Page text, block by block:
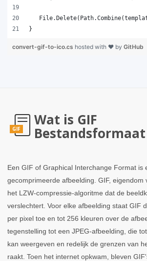
}
convert-gif-to-ico.cs hosted with ❤ by GitHub
GIF
Wat is GIF
Bestandsformaat
Een GIF of Graphical Interchange Format is
gecomprimeerde afbeelding. GIF, eigendom
het LZW-compressie-algoritme dat de
verslechtert. Voor elke afbeelding staat GIF
per pixel toe en tot 256 kleuren over de
tegenstelling tot een JPEG-afbeelding, die
kan weergeven en redelijk de grenzen van
raakt. Toen het internet opkwam, bleven